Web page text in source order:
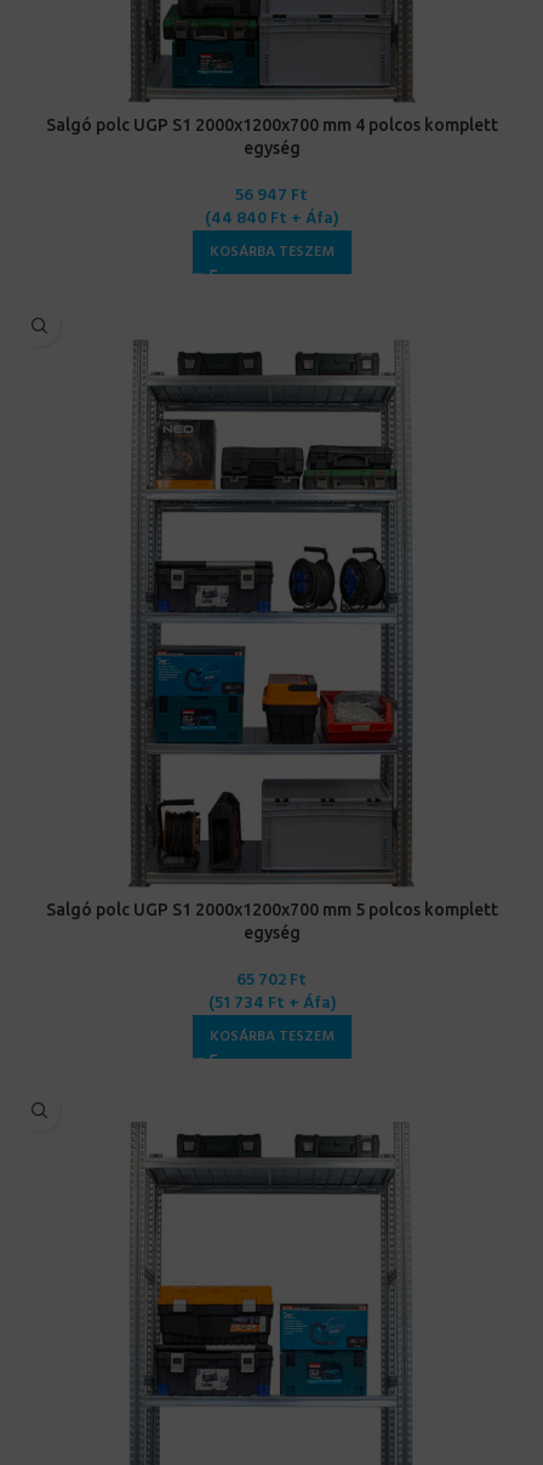
Salgó polc UGP S1 2000x1200x700 mm 4 polcos komplett
egység
56 947 Ft
(44 840Ft + Áfa)
KOSÁRBA TESZEM
Salgó polc UGP S1 2000x1200x700 mm 5 polcos komplett
egység
65 702Ft
(51 734 Ft + Áfa)
KOSÁRBA TESZEM